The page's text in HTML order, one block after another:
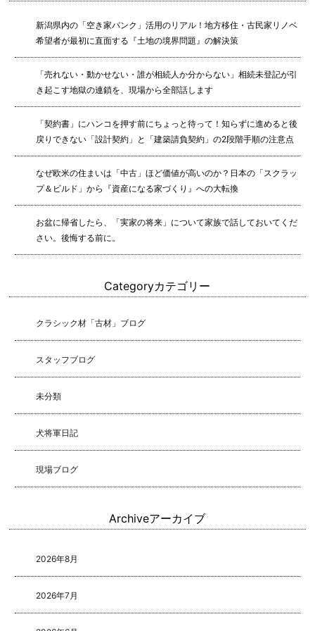
新潟県内の「空き家バンク」活用のリアル！地方移住・古民家リノベ
希望者が最初に直面する『土地の境界問題』の解決策
「売れない・動かせない・誰が相続人か分からない」相続未登記が引
き起こす地獄の連鎖を、現場から全部話します
「契約書」にハンコを押す前にちょっと待って！知らずに進めると後
戻りできない「設計契約」と「建築請負契約」の2段階手順の注意点
なぜ欧米の住まいは「中古」ほど価値が高いのか？日本の「スクラッ
プ＆ビルド」から『資産になる家づくり』への大転換
お盆に帰省したら、「実家の将来」について家族で話しておいてくだ
さい。後悔する前に。
Categoryカテゴリー
クラシック材「古材」ブログ
スタッフブログ
未分類
犬将軍日記
現場ブログ
Archiveアーカイブ
2026年8月
2026年7月